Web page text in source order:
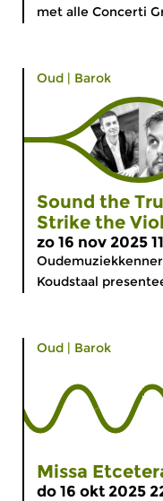
met alle Concerti
Oud | Barok
Sound the
Strike the
zo 16 nov 2025
Koudstaal
Oud | Barok
Missa
do 16 okt 2025